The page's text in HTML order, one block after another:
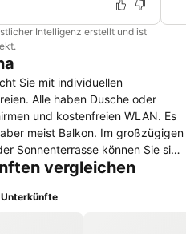
Intelligenz erstellt und ist
Sie mit individuellen
Alle haben Dusche oder
und kostenfreien WLAN. Es
Im großzügigen
Sonnenterrasse können Sie sich
Den dabei
Ein Wasserkocher
vergleichen